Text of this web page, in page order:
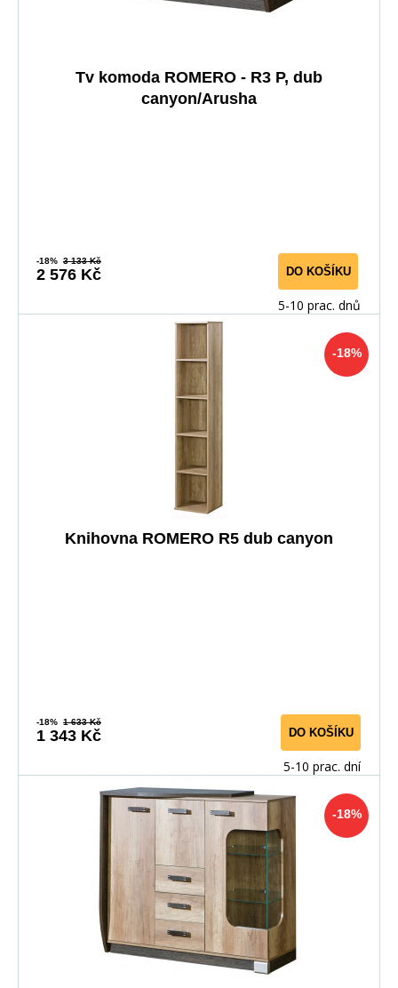
Tv komoda ROMERO - R3 P, dub
canyon/Arusha
-18% 3 133 Kč
2 576 Kč DO KOŠÍKU
5-10 prac. dnů
-18%
Knihovna ROMERO R5 dub canyon
-18% 1 633 Kč
1 343 Kč DO KOŠÍKU
5-10 prac. dní
-18%